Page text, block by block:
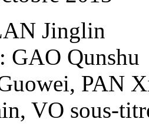
Jinglin
GAO Qunshu
PAN
VO sous-